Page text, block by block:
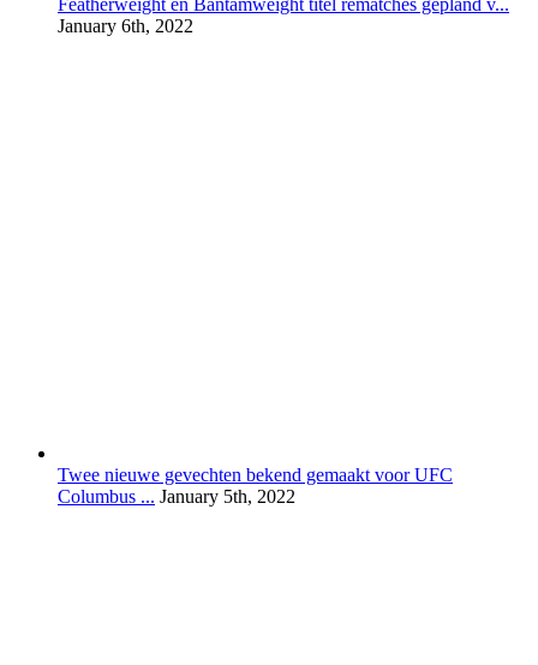
January 6th, 2022
Twee nieuwe gevechten bekend gemaakt voor UFC
Columbus ... January 5th, 2022